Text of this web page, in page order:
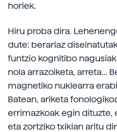
horiek.
Hiru proba dira.
dute: berariaz
funtzio kognitibo
nola arrazoiketa, arreta...
magnetiko nuklearra
Batean, ariketa
errimazkoak egin dituzte,
eta zortziko txikian aritu